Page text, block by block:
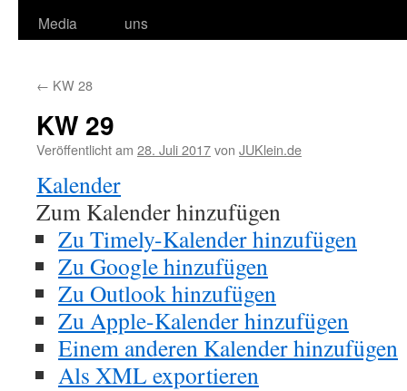
Media
uns
← KW 28
KW 29
Veröffentlicht am 28. Juli 2017von JUKlein.de
Kalender
Zum Kalender hinzufügen
Zu Timely-Kalender hinzufügen
Zu Google hinzufügen
Zu Outlook hinzufügen
Zu Apple-Kalender hinzufügen
Einem anderen Kalender hinzufügen
Als XML exportieren